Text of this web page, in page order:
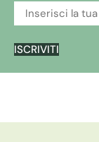
ISCRIVITI